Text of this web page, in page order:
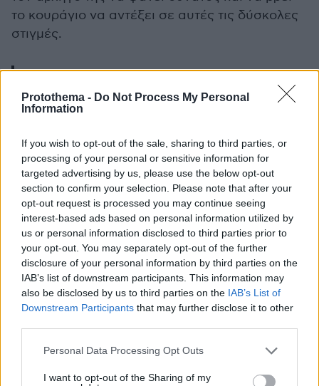
Protothema - Do Not Process My Personal
Information
If you wish to opt-out of the sale, sharing to third parties, or
processing of your personal or sensitive information for
targeted advertising by us, please use the below opt-out
section to confirm your selection. Please note that after your
opt-out request is processed you may continue seeing
interest-based ads based on personal information utilized by
us or personal information disclosed to third parties prior to
your opt-out. You may separately opt-out of the further
disclosure of your personal information by third parties on the
IAB’s list of downstream participants. This information may
also be disclosed by us to third parties on the IAB’s List of
Downstream Participants that may further disclose it to other
Please note that this website/app uses one or more Google
not limited to your visit or usage behaviour. You may click to
Personal Data Processing Opt Outs
I want to opt-out of the Sharing of my
το κουράγιο να αντέξει σε αυτές τις δύσκολες
στιγμές.
Everyone at Manchester City sends our deepest
condolences to you and Georgina. 💙
— Manchester City (@ManCity) April 18,
2022
Muita força, capitão. ❤️ https://t.co/pBsnTc5Vyf
— Portugal (@selecaoportugal)April 18,
2022